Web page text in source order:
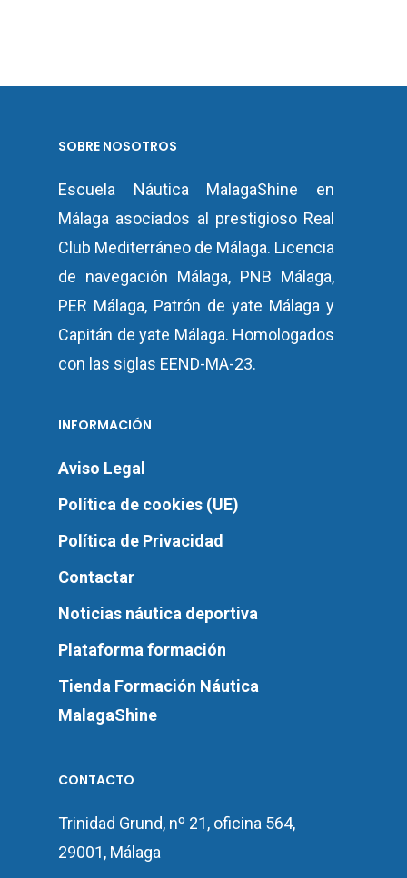
SOBRE NOSOTROS
Escuela Náutica MalagaShine en
Málaga asociados al prestigioso Real
Club Mediterráneo de Málaga. Licencia
de navegación Málaga, PNB Málaga,
PER Málaga, Patrón de yate Málaga y
Capitán de yate Málaga. Homologados
con las siglas EEND-MA-23.
INFORMACIÓN
Aviso Legal
Política de cookies (UE)
Política de Privacidad
Contactar
Noticias náutica deportiva
Plataforma formación
Tienda Formación Náutica
MalagaShine
CONTACTO
Trinidad Grund, nº 21, oficina 564,
29001, Málaga